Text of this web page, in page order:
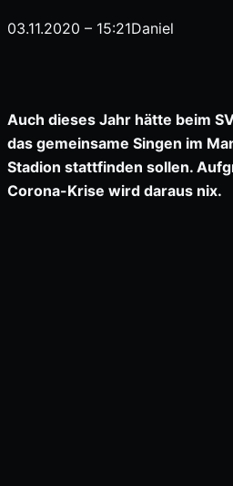
03.11.2020 – 15:21Daniel
Auch dieses Jahr hätte beim
das gemeinsame Singen im
Stadion stattfinden sollen.
Corona-Krise wird daraus nix.